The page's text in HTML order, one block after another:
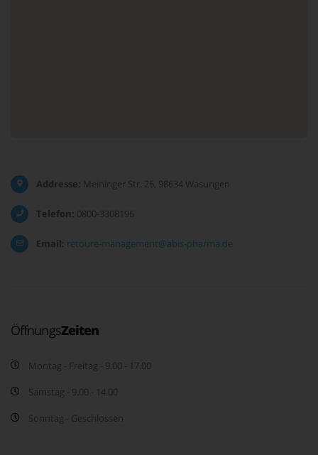
Addresse: Meininger Str. 26, 98634 Wasungen
Telefon: 0800-3308196
Email: retoure-management@abis-pharma.de
ÖffnungsZeiten
Montag - Freitag - 9.00 - 17.00
Samstag - 9.00 - 14.00
Sonntag - Geschlossen